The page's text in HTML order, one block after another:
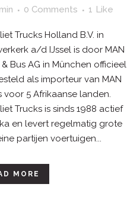
0 Comments 1 Like
Trucks Holland B.V. in
a/d IJssel is door MAN
Bus AG in München officieel
als importeur van MAN
voor 5 Afrikaanse landen.
Trucks is sinds 1988 actief
en levert regelmatig grote
partijen voertuigen...
MORE